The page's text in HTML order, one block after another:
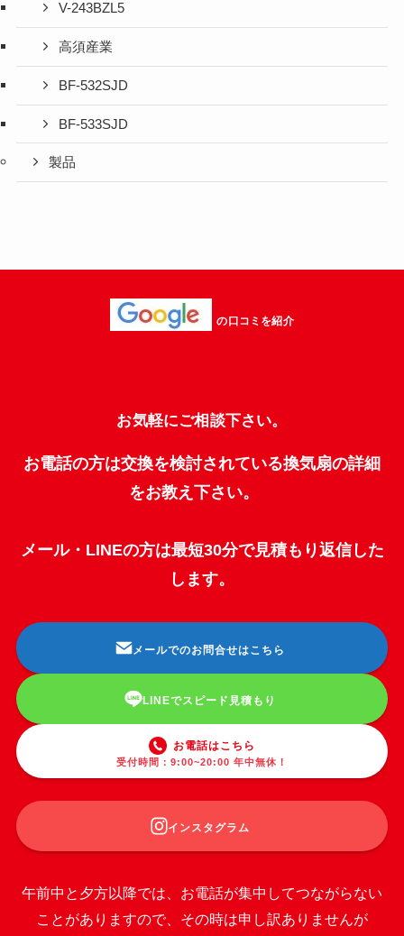
V-243BZL5
高須産業
BF-532SJD
BF-533SJD
製品
の口コミを紹介
お気軽にご相談下さい。
お電話の方は交換を検討されている換気扇の詳細
をお教え下さい。
メール・LINEの方は最短30分で見積もり返信した
します。
メールでのお問合せはこちら
LINEでスピード見積もり
お電話はこちら
受付時間：9:00~20:00 年中無休！
インスタグラム
午前中と夕方以降では、お電話が集中してつながらない
ことがありますので、その時は申し訳ありませんが